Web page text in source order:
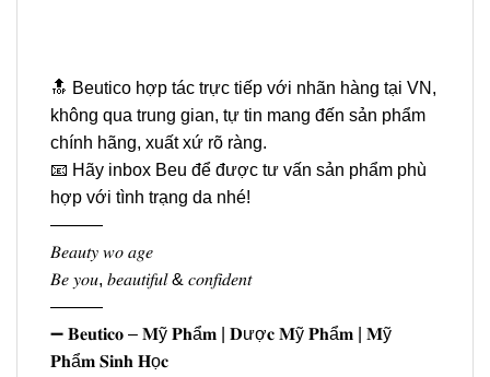
🔝 Beutico hợp tác trực tiếp với nhãn hàng tại VN,
không qua trung gian, tự tin mang đến sản phẩm
chính hãng, xuất xứ rõ ràng.
📧 Hãy inbox Beu để được tư vấn sản phẩm phù
hợp với tình trạng da nhé!
———
𝐵𝑒𝑎𝑢𝑡𝑦 𝑤𝑜 𝑎𝑔𝑒
𝐵𝑒 𝑦𝑜𝑢, 𝑏𝑒𝑎𝑢𝑡𝑖𝑓𝑢𝑙 & 𝑐𝑜𝑛𝑓𝑖𝑑𝑒𝑛𝑡
———
➖ 𝐁𝐞𝐮𝐭𝐢𝐜𝐨 – 𝐌ỹ 𝐏𝐡ẩ𝐦 | 𝐃ượ𝐜 𝐌ỹ 𝐏𝐡ẩ𝐦 | 𝐌ỹ
𝐏𝐡ẩ𝐦 𝐒𝐢𝐧𝐡 𝐇ọ𝐜